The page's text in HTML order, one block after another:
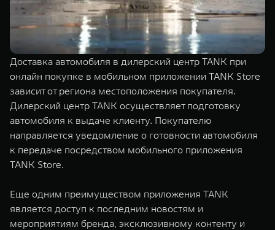
Доставка автомобиля в дилерский центр TANK при
онлайн покупке в мобильном приложении TANK Store
зависит от региона местоположения покупателя.
Дилерский центр TANK осуществляет подготовку
автомобиля к выдаче клиенту. Покупателю
направляется уведомление о готовности автомобиля
к передаче посредством мобильного приложения
TANK Store.
Еще одним преимуществом приложения TANK
является доступ к последним новостям и
мероприятиям бренда, эксклюзивному контенту и